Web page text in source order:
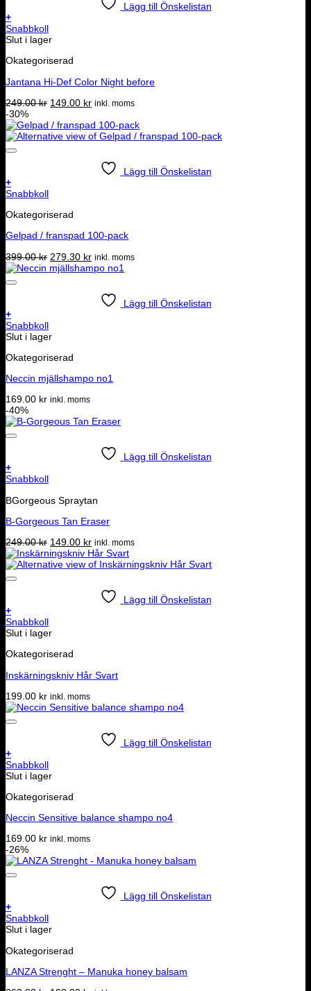
Lägg till Önskelistan
+
Snabbkoll
Slut i lager
Okategoriserad
Jantana Hi-Def Color Night before
249.00kr Det
priset
var:
149.00 krDet
priset
är:
inkl. moms
-30%
Lägg till Önskelistan
+
Snabbkoll
Okategoriserad
Gelpad / franspad 100-pack
399.00kr Det
ursprungliga
279.30 krDet
nuvarande
279.30 kr.
inkl. moms
Lägg till Önskelistan
+
Snabbkoll
Slut i lager
Okategoriserad
Neccin mjällshampo no1
169.00 kr inkl. moms
-40%
Lägg till Önskelistan
+
Snabbkoll
BGorgeous Spraytan
B-Gorgeous Tan Eraser
249.00kr Det
ursprungliga
priset
149.00 krDet
nuvarande
priset
inkl. moms
Lägg till Önskelistan
+
Snabbkoll
Slut i lager
Okategoriserad
Inskärningskniv Hår Svart
199.00 kr inkl. moms
Lägg till Önskelistan
+
Snabbkoll
Slut i lager
Okategoriserad
Neccin Sensitive balance shampo no4
169.00 kr inkl. moms
-26%
Lägg till Önskelistan
+
Snabbkoll
Slut i lager
Okategoriserad
LANZA Strenght – Manuka honey balsam